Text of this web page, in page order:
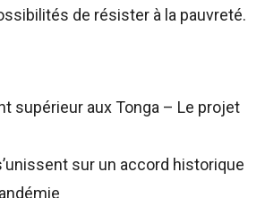
de résister à la pauvreté.
supérieur aux Tonga – Le projet
sur un accord historique